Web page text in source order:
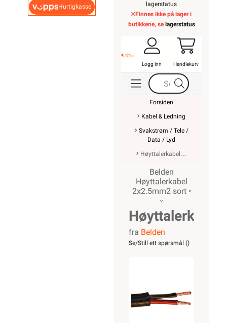
Hurtigkasse
lagerstatus
Finnes ikke på lager i
butikkene, se lagerstatus
Logg inn Handlekurv
Forsiden
Kabel & Ledning
Svakstrøm / Tele /
Data / Lyd
Høyttalerkabel
Belden
Høyttalerkabel
2x2.5mm2 sort •
Høyttalerkabel
2x2.5mm2
fra Belden
Se/Still ett spørsmål ()